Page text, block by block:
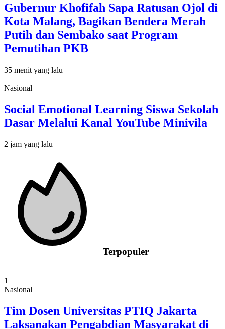
Gubernur Khofifah Sapa Ratusan Ojol di
Kota Malang, Bagikan Bendera Merah
Putih dan Sembako saat Program
Pemutihan PKB
35 menit yang lalu
Nasional
Social Emotional Learning Siswa Sekolah
Dasar Melalui Kanal YouTube Minivila
2 jam yang lalu
Terpopuler
1
Nasional
Tim Dosen Universitas PTIQ Jakarta
Laksanakan Pengabdian Masyarakat di